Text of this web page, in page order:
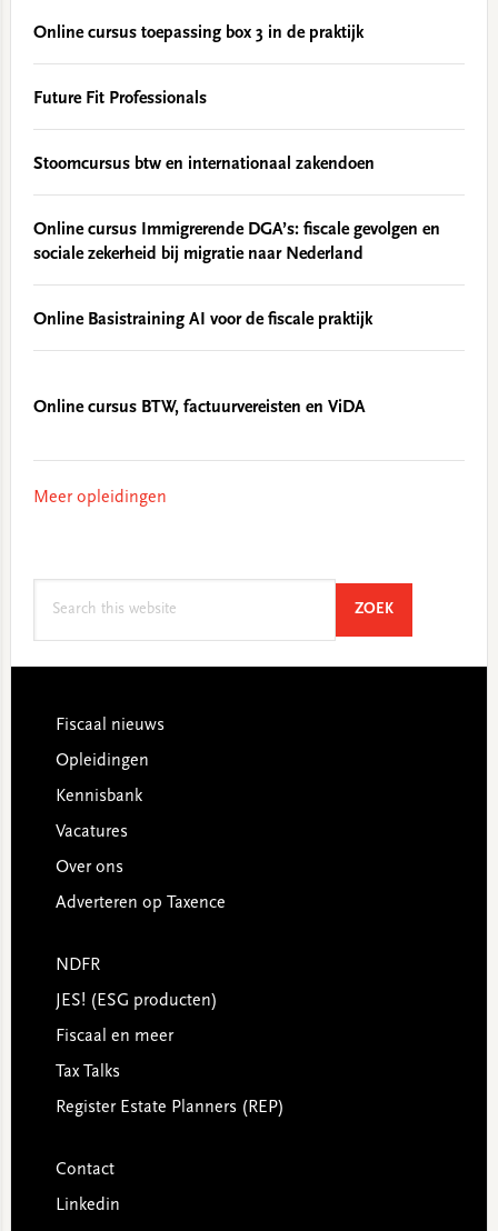
Online cursus toepassing box 3 in de praktijk
Future Fit Professionals
Stoomcursus btw en internationaal zakendoen
Online cursus Immigrerende DGA’s: fiscale gevolgen en
sociale zekerheid bij migratie naar Nederland
Online Basistraining AI voor de fiscale praktijk
Online cursus BTW, factuurvereisten en ViDA
Meer opleidingen
ZOEKSEARCH
Footer
Fiscaal nieuws
Opleidingen
Kennisbank
Vacatures
Over ons
Adverteren op Taxence
NDFR
JES! (ESG producten)
Fiscaal en meer
Tax Talks
Register Estate Planners (REP)
Contact
Linkedin